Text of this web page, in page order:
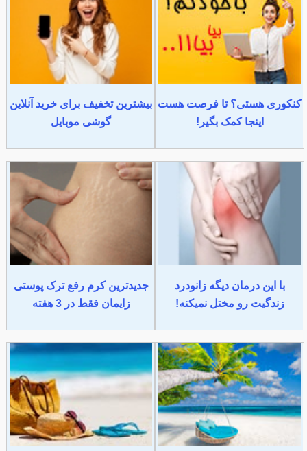
کنکوری هستی؟ تا فرصت هست
اینجا کمک بگیر!
بیشترین تخفیف برای خرید آنلاین
گوشی موبایل
با این درمان دیگه زانودرد
زندگیت رو مختل نمیکنه!
جدیدترین کرم رفع ترک پوستی
زایمان فقط در 3 هفته